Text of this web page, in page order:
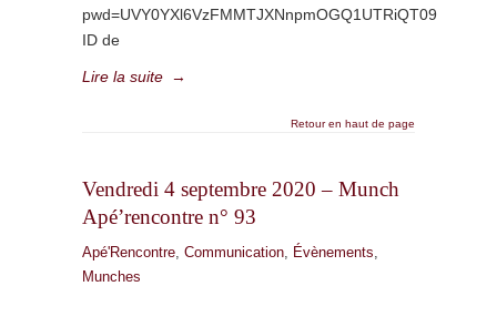
pwd=UVY0YXl6VzFMMTJXNnpmOGQ1UTRiQT09
ID de
Lire la suite →
Retour en haut de page
Vendredi 4 septembre 2020 – Munch
Apé’rencontre n° 93
Apé'Rencontre, Communication, Évènements,
Munches